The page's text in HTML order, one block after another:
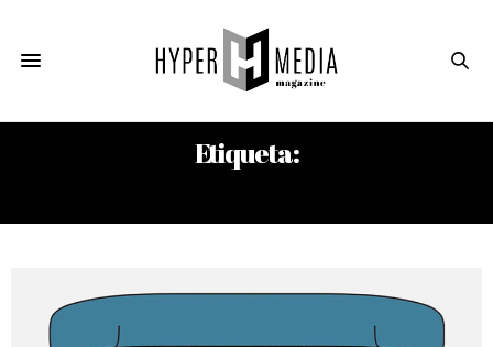
Etiqueta: